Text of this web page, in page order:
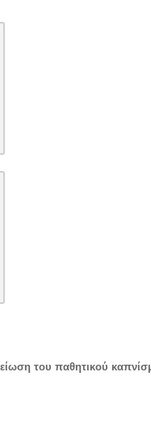
του παθητικού